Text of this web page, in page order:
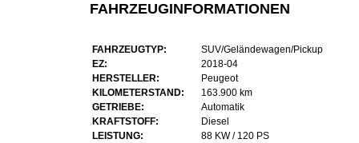
FAHRZEUGINFORMATIONEN
FAHRZEUGTYP:
SUV/Geländewagen/Pickup
EZ:
2018-04
HERSTELLER:
Peugeot
KILOMETERSTAND:
163.900 km
GETRIEBE:
Automatik
KRAFTSTOFF:
Diesel
LEISTUNG:
88 KW / 120 PS